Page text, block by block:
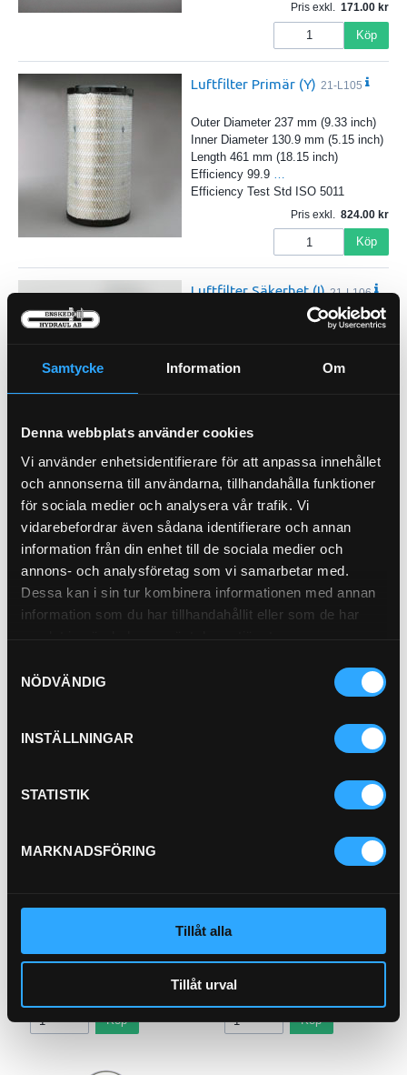
Samtycke Information Om
Denna webbplats använder cookies
Vi använder enhetsidentifierare för att anpassa innehållet
och annonserna till användarna, tillhandahålla funktioner
för sociala medier och analysera vår trafik. Vi
vidarebefordrar även sådana identifierare och annan
information från din enhet till de sociala medier och
annons- och analysföretag som vi samarbetar med.
Dessa kan i sin tur kombinera informationen med annan
information som du har tillhandahållit eller som de har
NÖDVÄNDIG
INSTÄLLNINGAR
STATISTIK
MARKNADSFÖRING
Tillåt alla
Tillåt urval
Pris exkl. 171.00
Köp
Luftfilter Primär (Y) 21-L105
Outer Diameter 237 mm (9.33 inch)
Inner Diameter 130.9 mm (5.15 inch)
Length 461 mm (18.15 inch)
Efficiency 99.9 …
Efficiency Test Std ISO 5011
Pris exkl. 824.00
Köp
Luftfilter Säkerhet (I) 21-L106
Outer Diameter 134.6 mm (5.30 inch)
Length 449 mm (17.68 inch)
Avluftsfilter
Pris exkl. 944.00
Köp
21-M21
Pris exkl.
Köp